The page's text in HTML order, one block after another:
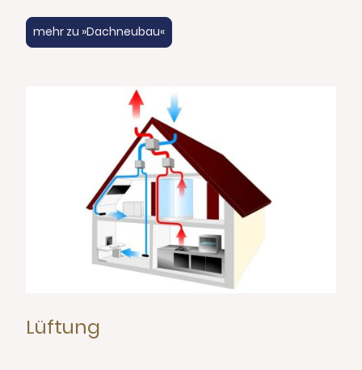
mehr zu »Dachneubau«
Lüftung